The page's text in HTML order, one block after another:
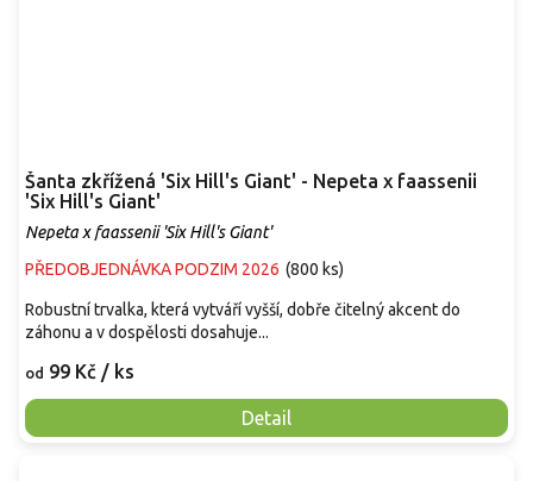
Šanta zkřížená 'Six Hill's Giant' - Nepeta x faassenii
'Six Hill's Giant'
Nepeta x faassenii 'Six Hill's Giant'
PŘEDOBJEDNÁVKA PODZIM 2026 (800 ks)
od 99 Kč / ks
Detail
Robustní trvalka, která vytváří vyšší, dobře čitelný akcent do
záhonu a v dospělosti dosahuje...